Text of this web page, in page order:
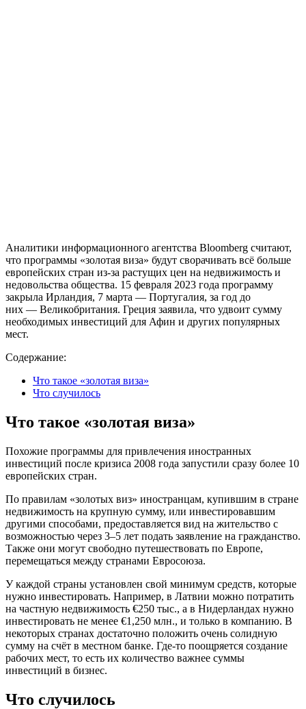
Аналитики информационного агентства Bloomberg считают,
что программы «золотая виза» будут сворачивать всё больше
европейских стран из-за растущих цен на недвижимость и
недовольства общества. 15 февраля 2023 года программу
закрыла Ирландия, 7 марта — Португалия, за год до
них — Великобритания. Греция заявила, что удвоит сумму
необходимых инвестиций для Афин и других популярных
мест.
Содержание:
Что такое «золотая виза»
Что случилось
Что такое «золотая виза»
Похожие программы для привлечения иностранных
инвестиций после кризиса 2008 года запустили сразу более 10
европейских стран.
По правилам «золотых виз» иностранцам, купившим в стране
недвижимость на крупную сумму, или инвестировавшим
другими способами, предоставляется вид на жительство с
возможностью через 3–5 лет подать заявление на гражданство.
Также они могут свободно путешествовать по Европе,
перемещаться между странами Евросоюза.
У каждой страны установлен свой минимум средств, которые
нужно инвестировать. Например, в Латвии можно потратить
на частную недвижимость €250 тыс., а в Нидерландах нужно
инвестировать не менее €1,250 млн., и только в компанию. В
некоторых странах достаточно положить очень солидную
сумму на счёт в местном банке. Где-то поощряется создание
рабочих мест, то есть их количество важнее суммы
инвестиций в бизнес.
Что случилось